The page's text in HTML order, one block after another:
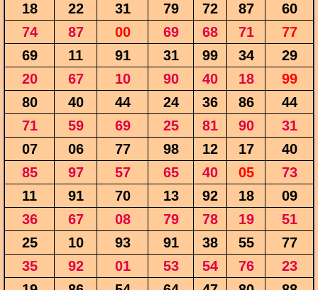
18
22 31 79 72 87
60
74
87 00 69 68 71
77
69
11 91 31 99 34
29
20
67 10 90 40 18
99
80
40 44 24 36 86
44
71
59 69 25 81 90
31
07
06 77 98 12 17
40
85
97 57 65 40 05
73
11
91 70 13 92 18
09
36
67 08 79 78 19
51
25
10 93 91 38 55
77
35
92 01 53 54 76
23